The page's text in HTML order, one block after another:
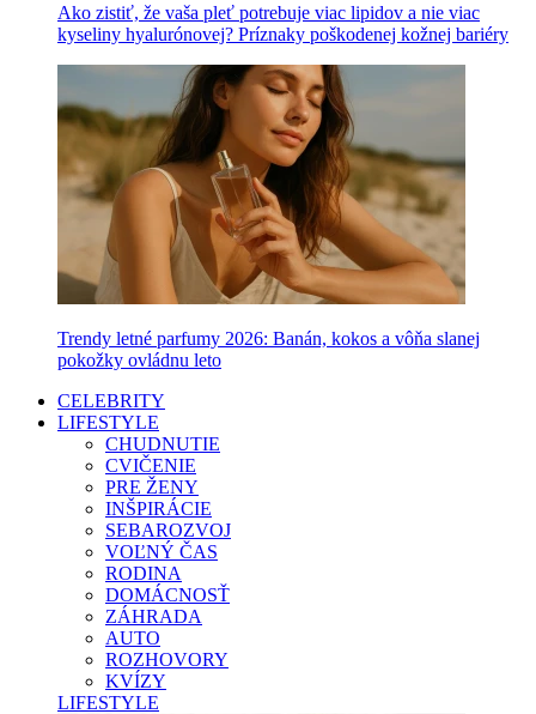
Ako zistiť, že vaša pleť potrebuje viac lipidov a nie viac
kyseliny hyalurónovej? Príznaky poškodenej kožnej bariéry
Trendy letné parfumy 2026: Banán, kokos a vôňa slanej
pokožky ovládnu leto
CELEBRITY
LIFESTYLE
CHUDNUTIE
CVIČENIE
PRE ŽENY
INŠPIRÁCIE
SEBAROZVOJ
VOĽNÝ ČAS
RODINA
DOMÁCNOSŤ
ZÁHRADA
AUTO
ROZHOVORY
KVÍZY
LIFESTYLE